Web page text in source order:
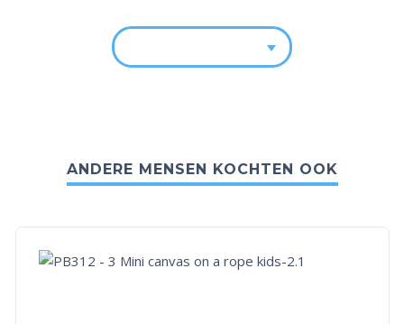
ANDERE MENSEN KOCHTEN OOK